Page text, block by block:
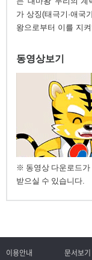
가 상징(태극기·애국
왕으로부터 이를 지
동영상보기
※ 동영상 다운로드가
받으실 수 있습니다.
이용안내 문서보